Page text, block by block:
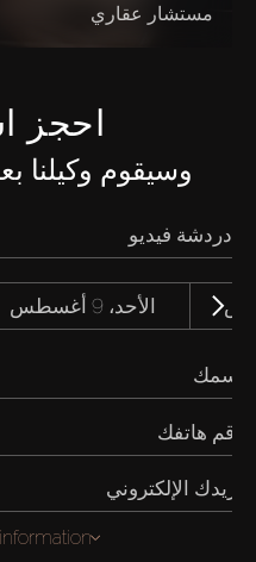
مستشار عقاري
احجز
وسيقوم وكيلنا
دردشة فيديو
الأحد، 9 أغسطس